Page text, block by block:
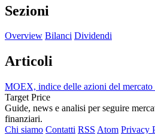
Sezioni
Overview Bilanci Dividendi
Articoli
MOEX, indice delle azioni del mercato
Target Price
Guide, news e analisi per seguire
finanziari.
Chi siamo Contatti RSS Atom Privacy